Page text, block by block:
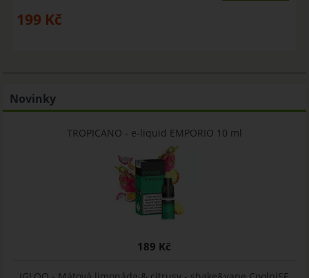
199 Kč
Novinky
TROPICANO - e-liquid EMPORIO 10 ml
189 Kč